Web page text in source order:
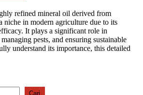
refined mineral oil derived from
niche in modern agriculture due to its
It plays a significant role in
pests, and ensuring sustainable
understand its importance, this detailed
Cari